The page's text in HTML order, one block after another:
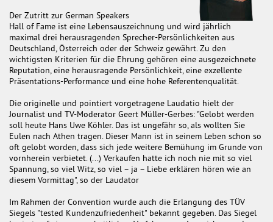
Der Zutritt zur German Speakers
Hall of Fame ist eine Lebensauszeichnung und wird jährlich
maximal drei herausragenden Sprecher-Persönlichkeiten aus
Deutschland, Österreich oder der Schweiz gewährt. Zu den
wichtigsten Kriterien für die Ehrung gehören eine ausgezeichnete
Reputation, eine herausragende Persönlichkeit, eine exzellente
Präsentations-Performance und eine hohe Referentenqualität.
Die originelle und pointiert vorgetragene Laudatio hielt der
Journalist und TV-Moderator Geert Müller-Gerbes: "Gelobt werden
soll heute Hans Uwe Köhler. Das ist ungefähr so, als wollten Sie
Eulen nach Athen tragen. Dieser Mann ist in seinem Leben schon so
oft gelobt worden, dass sich jede weitere Bemühung im Grunde von
vornherein verbietet. (...) Verkaufen hatte ich noch nie mit so viel
Spannung, so viel Witz, so viel – ja – Liebe erklären hören wie an
diesem Vormittag", so der Laudator
Im Rahmen der Convention wurde auch die Erlangung des TÜV
Siegels "tested Kundenzufriedenheit" bekannt gegeben. Das Siegel